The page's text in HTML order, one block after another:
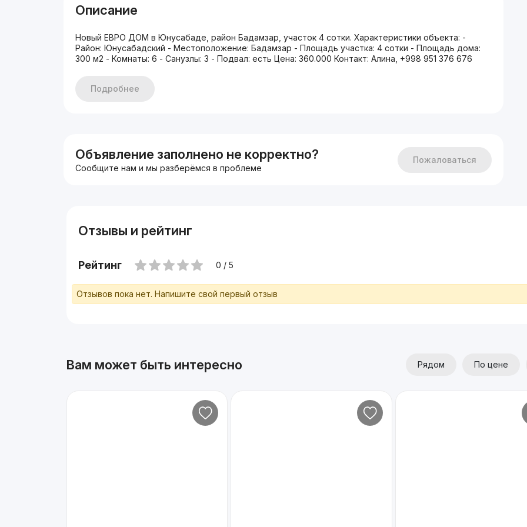
Описание
Новый ЕВРО ДОМ в Юнусабаде, район Бадамзар, участок 4 сотки. Характеристики объекта: -
Район: Юнусабадский - Местоположение: Бадамзар - Площадь участка: 4 сотки - Площадь дома:
300 м2 - Комнаты: 6 - Санузлы: 3 - Подвал: есть Цена: 360.000 Контакт: Алина, +998 951 376 676
Подробнее
Объявление заполнено не корректно?
Сообщите нам и мы разберёмся в проблеме
Пожаловаться
Отзывы и рейтинг
Рейтинг 0 / 5
Отзывов пока нет. Напишите свой первый отзыв
Вам может быть интересно Рядом По цене